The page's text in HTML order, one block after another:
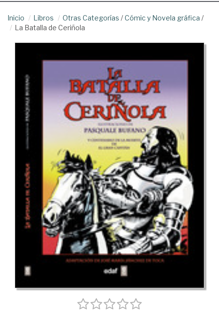
Inicio Libros Otras Categorías /Cómic y Novela gráfica /
La Batalla de Ceriñola